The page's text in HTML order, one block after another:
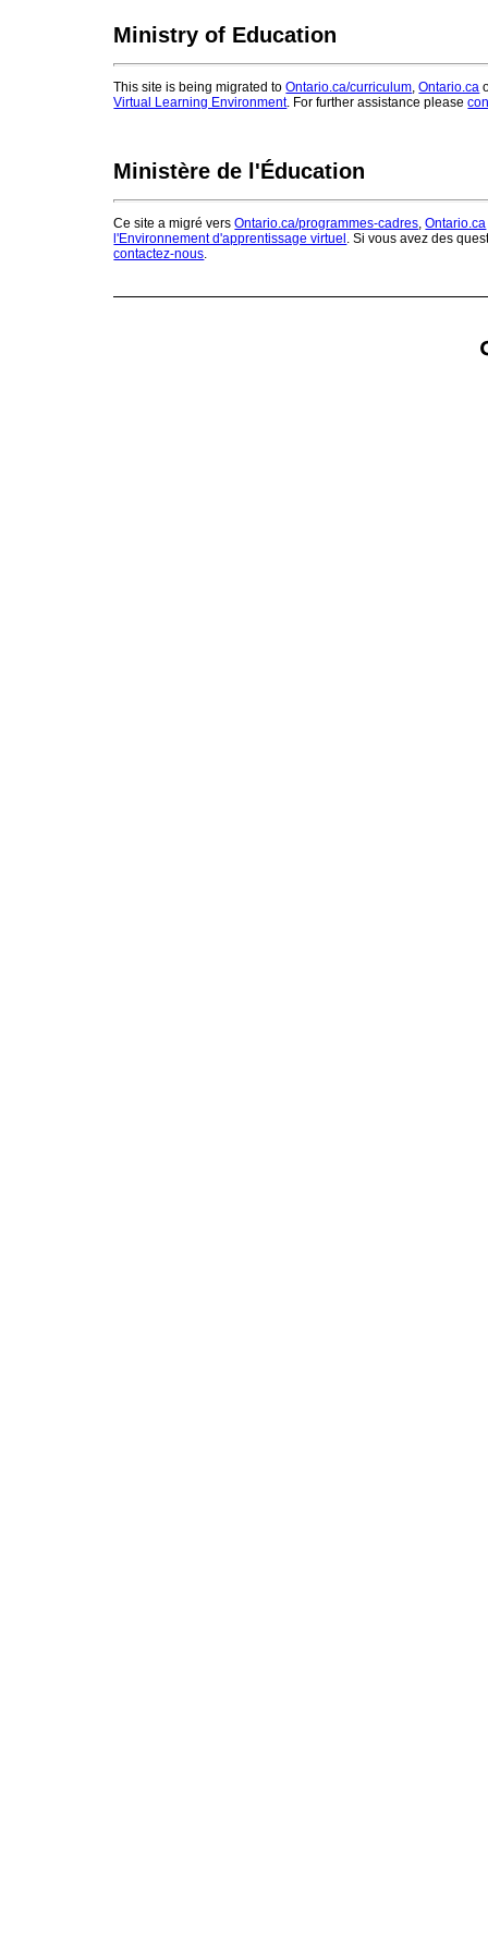
Ministry of Education
This site is being migrated toOntario.ca/curriculum ,Ontario.ca
Virtual Learning Environment. For further assistance please
Ministère de l'Éducation
Ce site a migré versOntario.ca/programmes-cadres ,Ontario.ca
l'Environnement d'apprentissage virtuel . Si vous avez des
contactez-nous